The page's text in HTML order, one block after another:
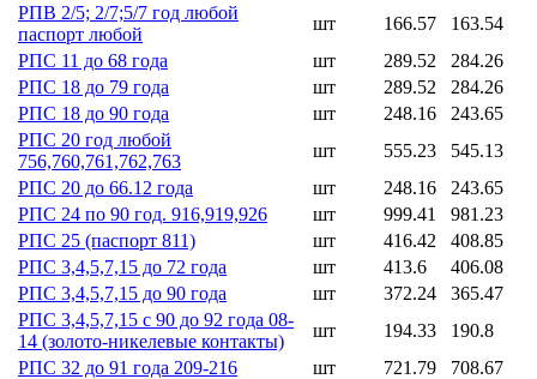
РПВ 2/5; 2/7;5/7 год любой
паспорт любой
шт 166.57
163.54
РПС 11 до 68 года
шт 289.52
284.26
РПС 18 до 79 года
шт 289.52
284.26
РПС 18 до 90 года
шт 248.16
243.65
РПС 20 год любой
756,760,761,762,763
шт 555.23
545.13
РПС 20 до 66.12 года
шт 248.16
243.65
РПС 24 по 90 год. 916,919,926
шт 999.41
981.23
РПС 25 (паспорт 811)
шт 416.42
408.85
РПС 3,4,5,7,15 до 72 года
шт 413.6
406.08
РПС 3,4,5,7,15 до 90 года
шт 372.24
365.47
РПС 3,4,5,7,15 с 90 до 92 года 08-
14 (золото-никелевые контакты)
шт 194.33
190.8
РПС 32 до 91 года 209-216
шт 721.79
708.67